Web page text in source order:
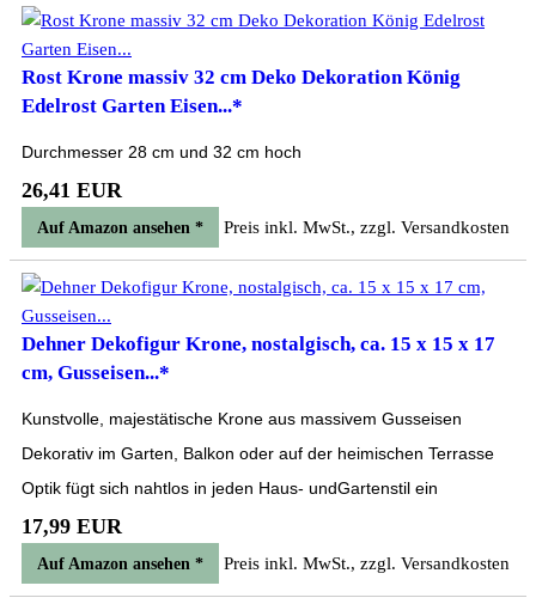
Rost Krone massiv 32 cm Deko Dekoration König
Edelrost Garten Eisen...*
Durchmesser 28 cm und 32 cm hoch
26,41 EUR
Auf Amazon ansehen * Preis inkl. MwSt., zzgl. Versandkosten
Dehner Dekofigur Krone, nostalgisch, ca. 15 x 15 x 17
cm, Gusseisen...*
Kunstvolle, majestätische Krone aus massivem Gusseisen
Dekorativ im Garten, Balkon oder auf der heimischen Terrasse
Optik fügt sich nahtlos in jeden Haus- undGartenstil ein
17,99 EUR
Auf Amazon ansehen * Preis inkl. MwSt., zzgl. Versandkosten